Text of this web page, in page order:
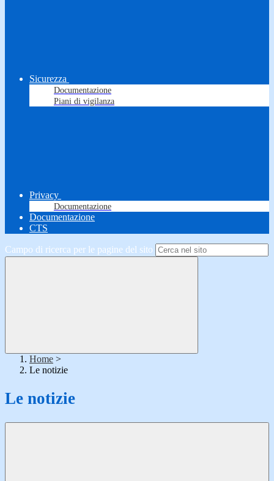
Sicurezza
Documentazione
Piani di vigilanza
Privacy
Documentazione
Documentazione
CTS
Campo di ricerca per le pagine del sito
Home >
Le notizie
Le notizie